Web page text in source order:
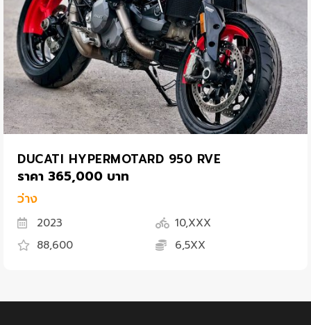
DUCATI HYPERMOTARD 950 RVE
ราคา 365,000 บาท
ว่าง
2023
10,XXX
88,600
6,5XX